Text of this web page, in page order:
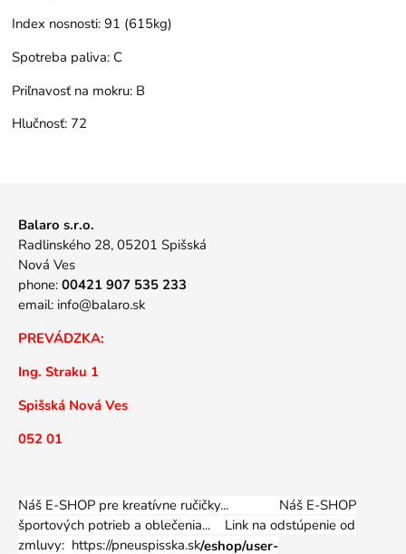
Index nosnosti: 91 (615kg)
Spotreba paliva: C
Priľnavosť na mokru: B
Hlučnosť: 72
Balaro s.r.o.
Radlinského 28, 05201 Spišská
Nová Ves
phone: 00421 907 535 233
email: info@balaro.sk
PREVÁDZKA:
Ing. Straku 1
Spišská Nová Ves
052 01
Náš E-SHOP pre kreatívne ručičky... Náš E-SHOP
športových potrieb a oblečenia... Link na odstúpenie od
zmluvy: https://pneuspisska.sk/eshop/user-